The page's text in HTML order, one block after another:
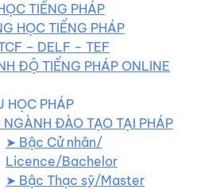
TIẾNG PHÁP
HỌC TIẾNG PHÁP
– DELF – TEF
ĐỘ TIẾNG PHÁP ONLINE
HỌC PHÁP
NGÀNH ĐÀO TẠO TẠI PHÁP
➤ Bậc Cử nhân/
Licence/Bachelor
➤ Bậc Thạc sỹ/Master